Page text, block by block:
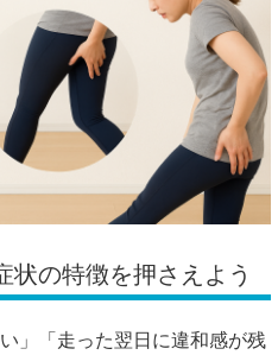
状の特徴を押さえよう
」「走った翌日に違和感が残